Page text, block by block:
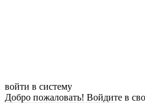
войти в систему
Добро пожаловать! Войдите в